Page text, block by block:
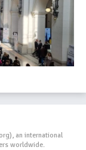
an international
worldwide.